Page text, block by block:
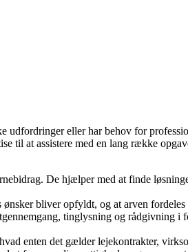
eller har behov for
til at assistere med en lang række
De hjælper med at finde
bliver opfyldt, og at arven
tinglysning og rådgivning i
enten det gælder lejekontrakter,